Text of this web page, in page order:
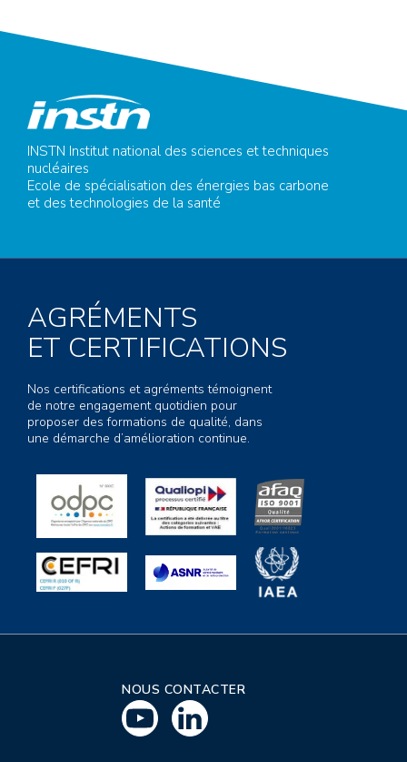
INSTN Institut national des sciences et techniques
nucléaires
Ecole de spécialisation des énergies bas carbone
et des technologies de la santé
AGRÉMENTS
ET CERTIFICATIONS
Nos certifications et agréments témoignent
de notre engagement quotidien pour
proposer des formations de qualité, dans
une démarche d’amélioration continue.
NOUS CONTACTER